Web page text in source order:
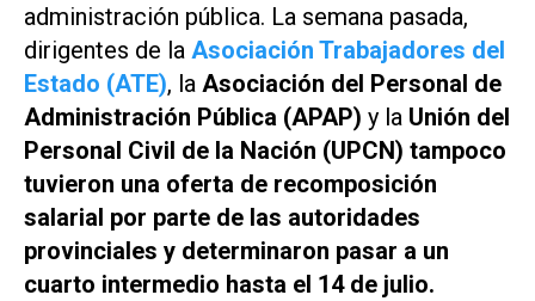
administración pública. La semana pasada,
dirigentes de la Asociación Trabajadores del
Estado (ATE), la Asociación del Personal de
Administración Pública (APAP) y la Unión del
Personal Civil de la Nación (UPCN) tampoco
tuvieron una oferta de recomposición
salarial por parte de las autoridades
provinciales y determinaron pasar a un
cuarto intermedio hasta el 14 de julio.